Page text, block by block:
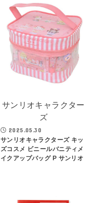
サンリオキャラクター
ズ
2025.05.30
サンリオキャラクターズ キッ
ズコスメ ビニールバニティメ
イクアップバッグ P サンリオ